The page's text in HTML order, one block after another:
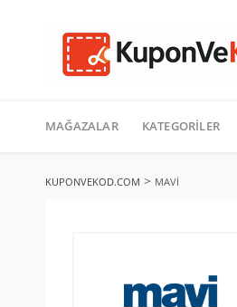
geç
MAĞAZALAR KATEGORILER
KUPONVEKOD.COM > MAVI